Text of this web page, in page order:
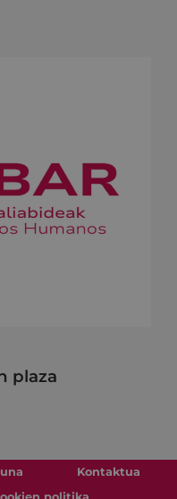
plaza
Kontaktua